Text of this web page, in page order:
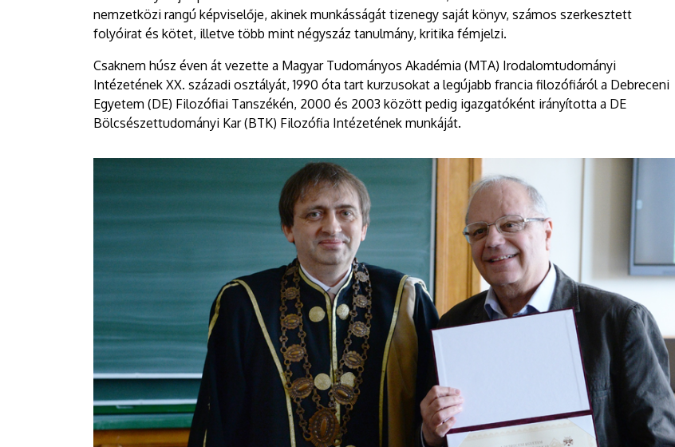
nemzetközi rangú képviselője, akinek munkásságát tizenegy saját könyv, számos szerkesztett
folyóirat és kötet, illetve több mint négyszáz tanulmány, kritika fémjelzi.
Csaknem húsz éven át vezette a Magyar Tudományos Akadémia (MTA) Irodalomtudományi
Intézetének XX. századi osztályát, 1990 óta tart kurzusokat a legújabb francia filozófiáról a Debreceni
Egyetem (DE) Filozófiai Tanszékén, 2000 és 2003 között pedig igazgatóként irányította a DE
Bölcsészettudományi Kar (BTK) Filozófia Intézetének munkáját.